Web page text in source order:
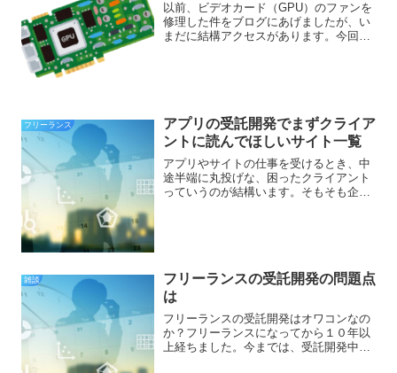
以前、ビデオカード（GPU）のファンを
修理した件をブログにあげましたが、い
まだに結構アクセスがあります。今回
フリーランス
アプリの受託開発でまずクライア
ントに読んでほしいサイト一覧
アプリやサイトの仕事を受けるとき、中
途半端に丸投げな、困ったクライアント
っていうのが結構います。そもそも企画
雑談
フリーランスの受託開発の問題点
は
フリーランスの受託開発はオワコンなの
か？フリーランスになってから１０年以
上経ちました。今までは、受託開発中心